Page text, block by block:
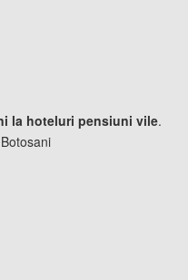
la hoteluri pensiuni vile.